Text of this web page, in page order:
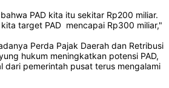
PAD kita itu sekitar Rp200 miliar.
target PAD mencapai Rp300 miliar,"
Perda Pajak Daerah dan Retribusi
hukum meningkatkan potensi PAD,
dari pemerintah pusat terus mengalami